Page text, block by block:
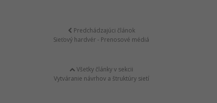
Predchádzajúci článok
Sieťový hardvér - Prenosové médiá
Všetky články v sekcii
Vytváranie návrhov a štruktúry sietí